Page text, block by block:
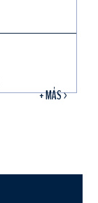
+ MÁS >